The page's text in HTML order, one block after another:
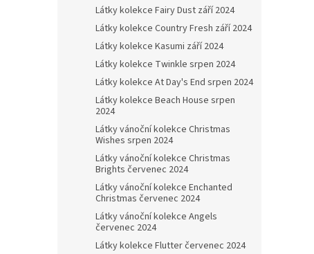
Látky kolekce Fairy Dust září 2024
Látky kolekce Country Fresh září 2024
Látky kolekce Kasumi září 2024
Látky kolekce Twinkle srpen 2024
Látky kolekce At Day's End srpen 2024
Látky kolekce Beach House srpen
2024
Látky vánoční kolekce Christmas
Wishes srpen 2024
Látky vánoční kolekce Christmas
Brights červenec 2024
Látky vánoční kolekce Enchanted
Christmas červenec 2024
Látky vánoční kolekce Angels
červenec 2024
Látky kolekce Flutter červenec 2024